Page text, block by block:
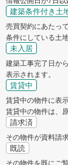
建築条件付き土
売買契約にあたっ
条件にしている土
未入居
建築工事完了日か
表示されます。
賃貸中
賃貸中の物件に表
賃貸中の物件は、
請求済
その物件が資料請
既読
その物件を既にご